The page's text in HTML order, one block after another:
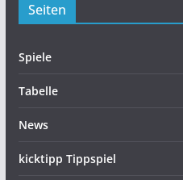
Seiten
Spiele
Tabelle
News
kicktipp Tippspiel